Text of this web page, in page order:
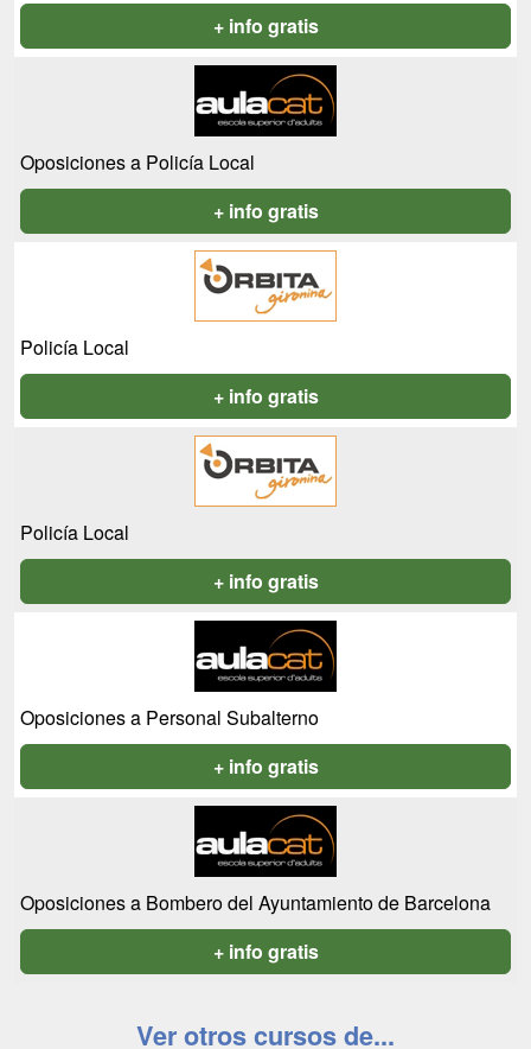
+ info gratis
Oposiciones a Policía Local
+ info gratis
Policía Local
+ info gratis
Policía Local
+ info gratis
Oposiciones a Personal Subalterno
+ info gratis
Oposiciones a Bombero del Ayuntamiento de Barcelona
+ info gratis
Ver otros cursos de...